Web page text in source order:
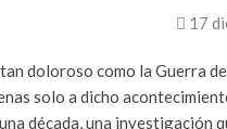
17
doloroso como la Guerra
solo a dicho
década, una investigación